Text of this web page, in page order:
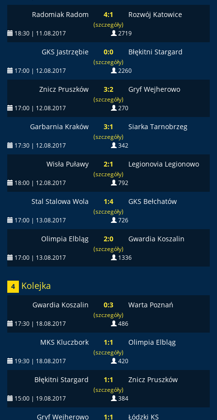
Radomiak Radom 4:1
(szczegóły)
Rozwój Katowice
18:30 | 11.08.2017 2719
GKS Jastrzębie 0:0
(szczegóły)
Błękitni Stargard
17:00 | 12.08.2017 2260
Znicz Pruszków 3:2
(szczegóły)
Gryf Wejherowo
17:00 | 12.08.2017 270
Garbarnia Kraków 3:1
(szczegóły)
Siarka Tarnobrzeg
17:30 | 12.08.2017 342
Wisła Puławy 2:1
(szczegóły)
Legionovia Legionowo
18:00 | 12.08.2017 792
Stal Stalowa Wola 1:4
(szczegóły)
GKS Bełchatów
17:00 | 13.08.2017 726
Olimpia Elbląg 2:0
(szczegóły)
Gwardia Koszalin
17:00 | 13.08.2017 1336
4 Kolejka
Gwardia Koszalin 0:3
(szczegóły)
Warta Poznań
17:30 | 18.08.2017 486
MKS Kluczbork 1:1
(szczegóły)
Olimpia Elbląg
19:30 | 18.08.2017 420
Błękitni Stargard 1:1
(szczegóły)
Znicz Pruszków
15:00 | 19.08.2017 384
Gryf Wejherowo 1:1 Łódzki KS